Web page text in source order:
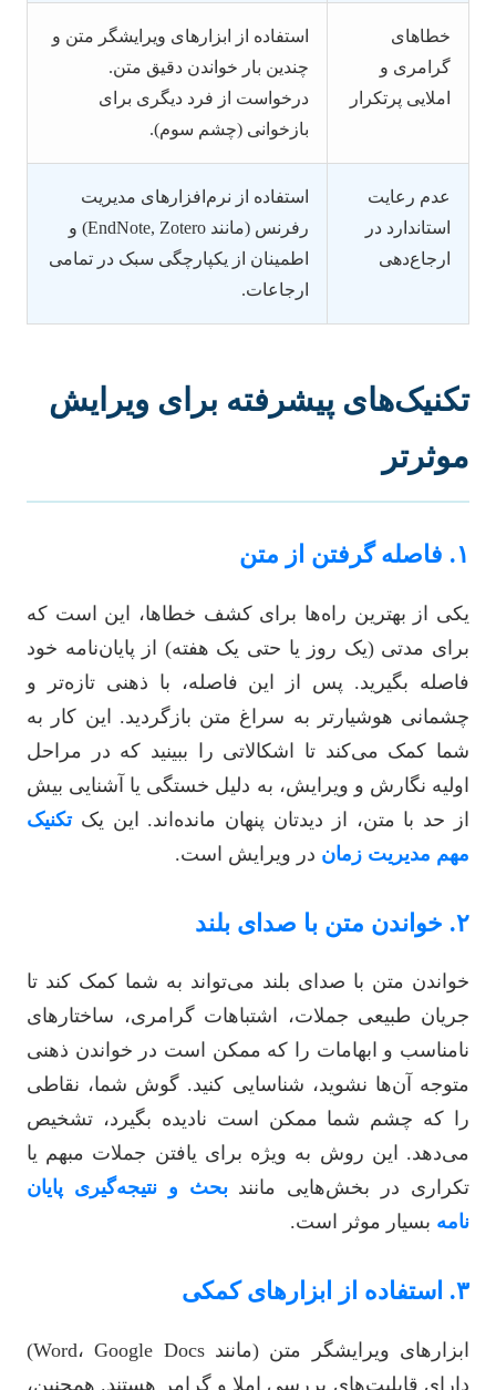
خطاهای
گرامری و
املایی پرتکرار
استفاده از ابزارهای ویرایشگر متن و
چندین بار خواندن دقیق متن.
درخواست از فرد دیگری برای
بازخوانی (چشم سوم).
عدم رعایت
استاندارد در
ارجاع‌دهی
استفاده از نرم‌افزارهای مدیریت
رفرنس (مانند EndNote, Zotero) و
اطمینان از یکپارچگی سبک در تمامی
ارجاعات.
تکنیک‌های پیشرفته برای ویرایش
موثرتر
یکی از بهترین راه‌ها برای کشف خطاها، این است که
برای مدتی (یک روز یا حتی یک هفته) از پایان‌نامه خود
فاصله بگیرید. پس از این فاصله، با ذهنی تازه‌تر و
چشمانی هوشیارتر به سراغ متن بازگردید. این کار به
شما کمک می‌کند تا اشکالاتی را ببینید که در مراحل
اولیه نگارش و ویرایش، به دلیل خستگی یا آشنایی بیش
از حد با متن، از دیدتان پنهان مانده‌اند. این یکتکنیک
مهم مدیریت زماندر ویرایش است.
خواندن متن با صدای بلند می‌تواند به شما کمک کند تا
جریان طبیعی جملات، اشتباهات گرامری، ساختارهای
نامناسب و ابهامات را که ممکن است در خواندن ذهنی
متوجه آن‌ها نشوید، شناسایی کنید. گوش شما، نقاطی
را که چشم شما ممکن است نادیده بگیرد، تشخیص
می‌دهد. این روش به ویژه برای یافتن جملات مبهم یا
تکراری در بخش‌هایی مانندبحث و نتیجه‌گیری پایان
نامهبسیار موثر است.
ابزارهای ویرایشگر متن (مانند Word، Google Docs)
دارای قابلیت‌های بررسی املا و گرامر هستند. همچنین،